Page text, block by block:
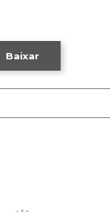
Baixar